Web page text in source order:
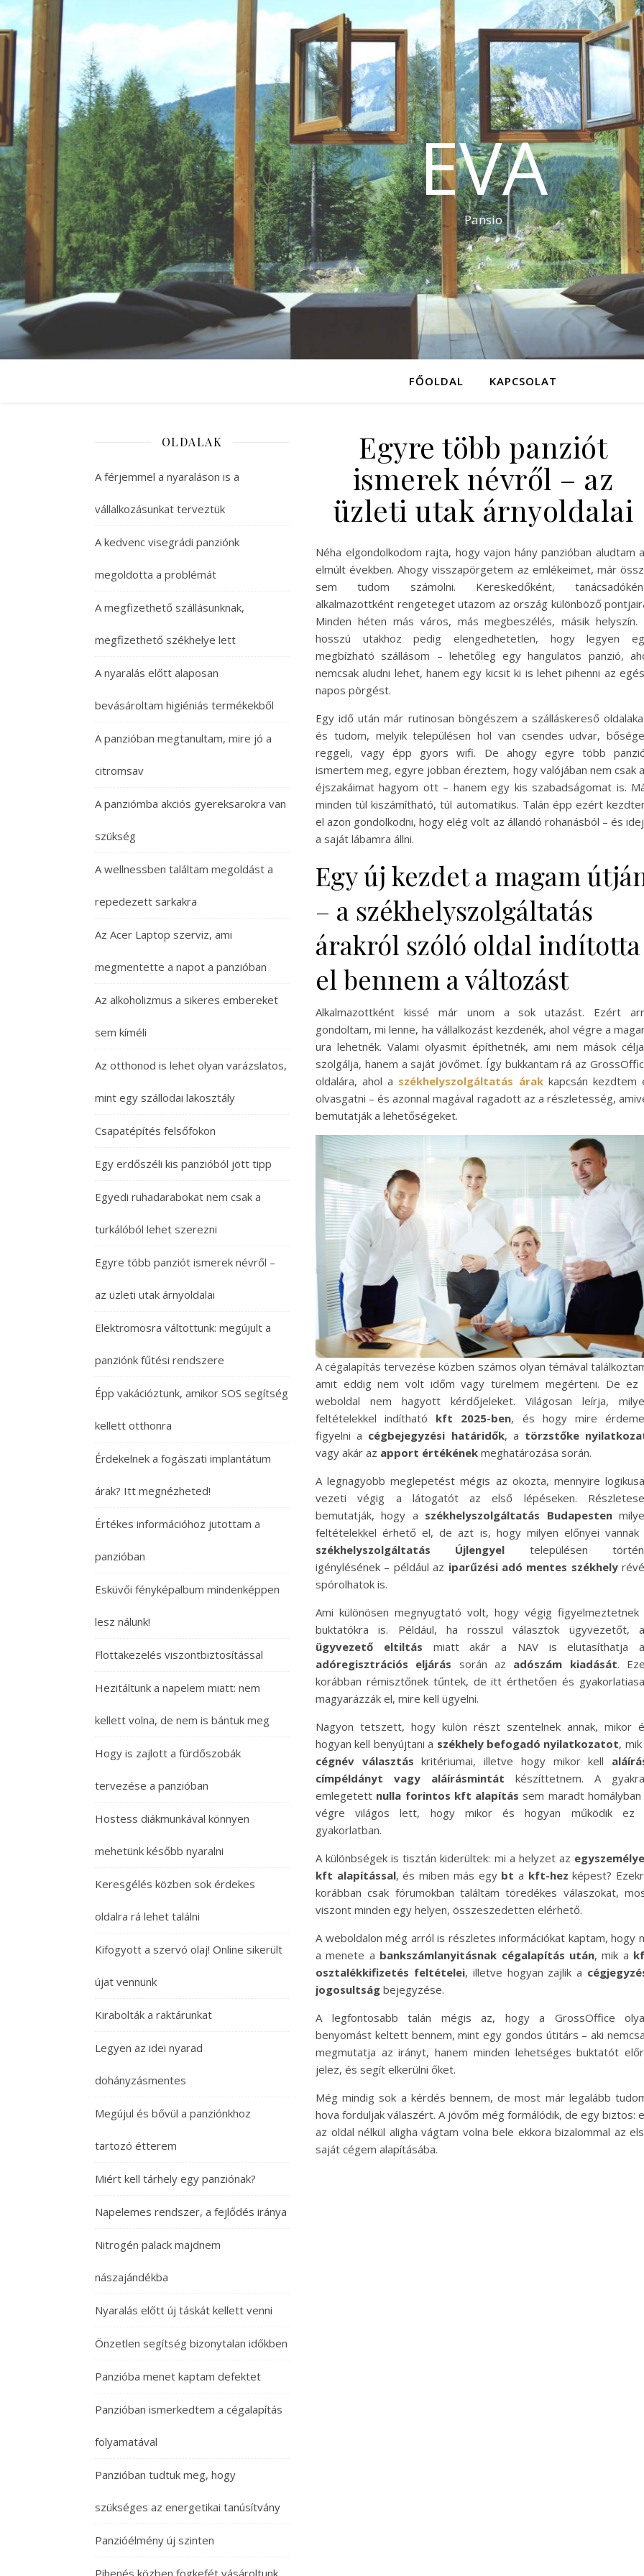
EVA
Pansio
FŐOLDAL KAPCSOLAT
OLDALAK
A férjemmel a nyaraláson is a
vállalkozásunkat terveztük
A kedvenc visegrádi panziónk
megoldotta a problémát
A megfizethető szállásunknak,
megfizethető székhelye lett
A nyaralás előtt alaposan
bevásároltam higiéniás termékekből
A panzióban megtanultam, mire jó a
citromsav
A panziómba akciós gyereksarokra van
szükség
A wellnessben találtam megoldást a
repedezett sarkakra
Az Acer Laptop szerviz, ami
megmentette a napot a panzióban
Az alkoholizmus a sikeres embereket
sem kíméli
Az otthonod is lehet olyan varázslatos,
mint egy szállodai lakosztály
Csapatépítés felsőfokon
Egy erdőszéli kis panzióból jött tipp
Egyedi ruhadarabokat nem csak a
turkálóból lehet szerezni
Egyre több panziót ismerek névről –
az üzleti utak árnyoldalai
Elektromosra váltottunk: megújult a
panziónk fűtési rendszere
Épp vakációztunk, amikor SOS segítség
kellett otthonra
Érdekelnek a fogászati implantátum
árak? Itt megnézheted!
Értékes információhoz jutottam a
panzióban
Esküvői fényképalbum mindenképpen
lesz nálunk!
Flottakezelés viszontbiztosítással
Hezitáltunk a napelem miatt: nem
kellett volna, de nem is bántuk meg
Hogy is zajlott a fürdőszobák
tervezése a panzióban
Hostess diákmunkával könnyen
mehetünk később nyaralni
Keresgélés közben sok érdekes
oldalra rá lehet találni
Kifogyott a szervó olaj! Online sikerült
újat vennünk
Kirabolták a raktárunkat
Legyen az idei nyarad
dohányzásmentes
Megújul és bővül a panziónkhoz
tartozó étterem
Miért kell tárhely egy panziónak?
Napelemes rendszer, a fejlődés iránya
Nitrogén palack majdnem
nászajándékba
Nyaralás előtt új táskát kellett venni
Önzetlen segítség bizonytalan időkben
Panzióba menet kaptam defektet
Panzióban ismerkedtem a cégalapítás
folyamatával
Panzióban tudtuk meg, hogy
szükséges az energetikai tanúsítvány
Panzióélmény új szinten
Pihenés közben fogkefét vásároltunk
Egyre több panziót
ismerek névről – az
üzleti utak árnyoldalai
Néha elgondolkodom rajta, hogy vajon hány panzióban aludtam
elmúlt években. Ahogy visszapörgetem az emlékeimet, már
sem tudom számolni. Kereskedőként,
alkalmazottként rengeteget utazom az ország különböző
Minden héten más város, más megbeszélés, másik helyszín.
hosszú utakhoz pedig elengedhetetlen, hogy legyen
megbízható szállásom – lehetőleg egy hangulatos panzió,
nemcsak aludni lehet, hanem egy kicsit ki is lehet pihenni az
napos pörgést.
Egy idő után már rutinosan böngészem a szálláskereső
és tudom, melyik településen hol van csendes udvar,
reggeli, vagy épp gyors wifi. De ahogy egyre több
ismertem meg, egyre jobban éreztem, hogy valójában nem csak
éjszakáimat hagyom ott – hanem egy kis szabadságomat is.
minden túl kiszámítható, túl automatikus. Talán épp ezért
el azon gondolkodni, hogy elég volt az állandó rohanásból – és
a saját lábamra állni.
Egy új kezdet a magam
– a székhelyszolgáltatás
árakról szóló oldal indította
el bennem a változást
Alkalmazottként kissé már unom a sok utazást. Ezért
gondoltam, mi lenne, ha vállalkozást kezdenék, ahol végre a
ura lehetnék. Valami olyasmit építhetnék, ami nem mások
szolgálja, hanem a saját jövőmet. Így bukkantam rá az
oldalára, ahol a székhelyszolgáltatás árakkapcsán kezdtem
olvasgatni – és azonnal magával ragadott az a részletesség,
bemutatják a lehetőségeket.
A cégalapítás tervezése közben számos olyan témával
amit eddig nem volt időm vagy türelmem megérteni. De ez
weboldal nem hagyott kérdőjeleket. Világosan leírja,
feltételekkel indítható kft 2025-ben, és hogy mire
figyelni a cégbejegyzési határidők, a törzstőke
vagy akár az apport értékének meghatározása során.
A legnagyobb meglepetést mégis az okozta, mennyire
vezeti végig a látogatót az első lépéseken.
bemutatják, hogy a székhelyszolgáltatás Budapesten
feltételekkel érhető el, de azt is, hogy milyen előnyei vannak
székhelyszolgáltatás Újlengyel településen
igénylésének – például az iparűzési adó mentes székhely
spórolhatok is.
Ami különösen megnyugtató volt, hogy végig figyelmeztetnek
buktatókra is. Például, ha rosszul választok ügyvezetőt,
ügyvezető eltiltás miatt akár a NAV is elutasíthatja
adóregisztrációs eljárás során az adószám kiadását.
korábban rémisztőnek tűntek, de itt érthetően és
magyarázzák el, mire kell ügyelni.
Nagyon tetszett, hogy külön részt szentelnek annak, mikor
hogyan kell benyújtani a székhely befogadó nyilatkozatot, mik
cégnév választás kritériumai, illetve hogy mikor kell
címpéldányt vagy aláírásmintát készíttetnem. A
emlegetett nulla forintos kft alapítás sem maradt homályban
végre világos lett, hogy mikor és hogyan működik ez
gyakorlatban.
A különbségek is tisztán kiderültek: mi a helyzet az
kft alapítással, és miben más egy bt a kft-hez képest?
korábban csak fórumokban találtam töredékes válaszokat,
viszont minden egy helyen, összeszedetten elérhető.
A weboldalon még arról is részletes információkat kaptam, hogy
a menete a bankszámlanyitásnak cégalapítás után, mik a
osztalékkifizetés feltételei, illetve hogyan zajlik a
jogosultság bejegyzése.
A legfontosabb talán mégis az, hogy a GrossOffice
benyomást keltett bennem, mint egy gondos útitárs – aki
megmutatja az irányt, hanem minden lehetséges buktatót
jelez, és segít elkerülni őket.
Még mindig sok a kérdés bennem, de most már legalább
hova forduljak válaszért. A jövőm még formálódik, de egy biztos:
az oldal nélkül aligha vágtam volna bele ekkora bizalommal az
saját cégem alapításába.